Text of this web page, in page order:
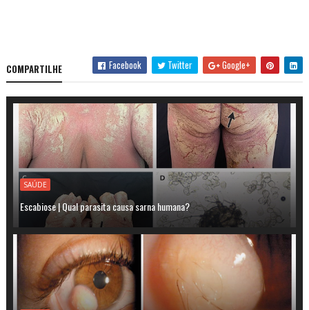
COMPARTILHE Facebook Twitter Google+
SAÚDE
Escabiose | Qual parasita causa sarna humana?